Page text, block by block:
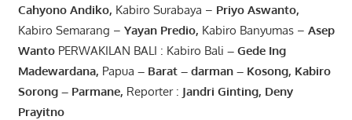
Cahyono Andiko, Kabiro Surabaya – Priyo Aswanto,
Kabiro Semarang – Yayan Predio, Kabiro Banyumas – Asep
WantoPERWAKILAN BALI : Kabiro Bali – Gede Ing
Madewardana, Papua – Barat – darman– Kosong, Kabiro
Sorong– Parmane, Reporter : Jandri Ginting, Deny
Prayitno